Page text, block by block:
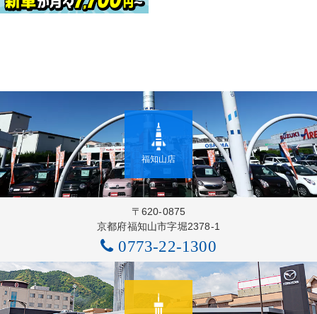
福知山店
〒620-0875
京都府福知山市字堀2378-1
0773-22-1300